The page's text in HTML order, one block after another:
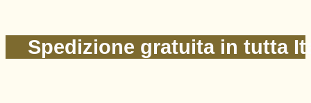
Spedizione gratuita in tutta